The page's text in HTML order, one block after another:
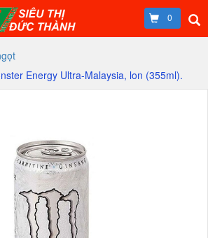
0
Energy Ultra-Malaysia, lon (355ml).